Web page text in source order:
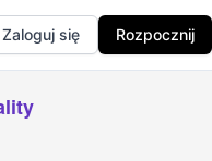
Zaloguj się Rozpocznij